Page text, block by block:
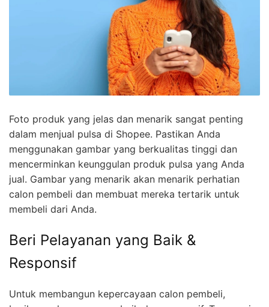
Foto produk yang jelas dan menarik sangat penting
dalam menjual pulsa di Shopee. Pastikan Anda
menggunakan gambar yang berkualitas tinggi dan
mencerminkan keunggulan produk pulsa yang Anda
jual. Gambar yang menarik akan menarik perhatian
calon pembeli dan membuat mereka tertarik untuk
membeli dari Anda.
Beri Pelayanan yang Baik &
Responsif
Untuk membangun kepercayaan calon pembeli,